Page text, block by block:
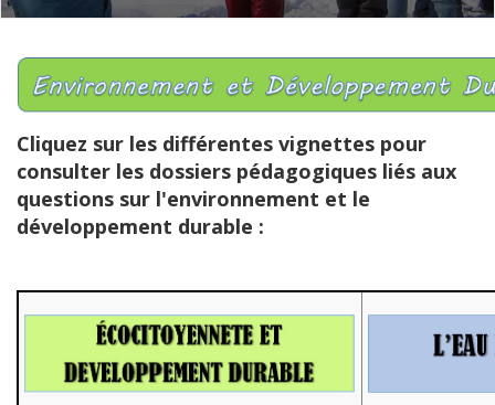
Cliquez sur les différentes vignettes pour
consulter les dossiers pédagogiques liés aux
questions sur l'environnement et le
développement durable :